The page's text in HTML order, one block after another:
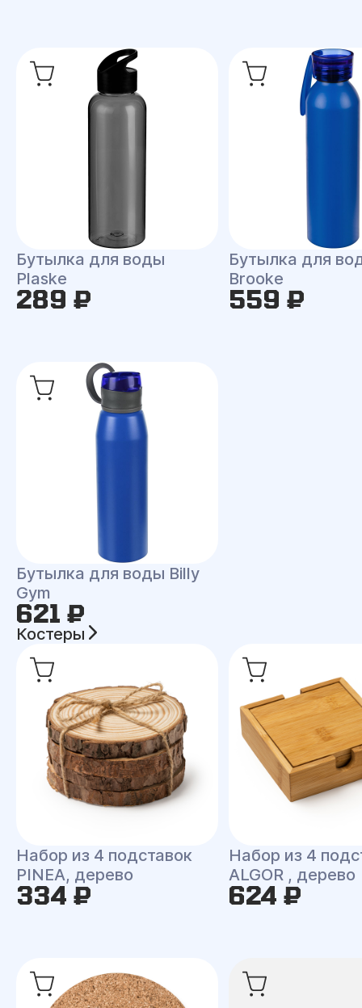
Бутылка для воды
Plaske
289 ₽
Бутылка для
Brooke
559 ₽
Бутылка для воды Billy
Gym
621 ₽
Костеры
Набор из 4 подставок
PINEA, дерево
334 ₽
Набор из 4
ALGOR , дерево
624 ₽